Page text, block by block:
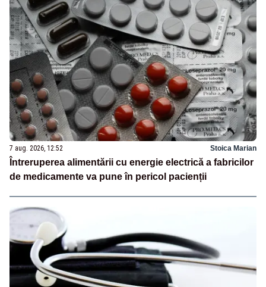
7 aug. 2026, 12:52 Stoica Marian
Întreruperea alimentării cu energie electrică a fabricilor
de medicamente va pune în pericol pacienții